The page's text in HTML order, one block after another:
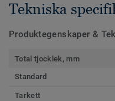
Tekniska
Produktegenskaper &
Total tjocklek, mm
Standard
Tarkett